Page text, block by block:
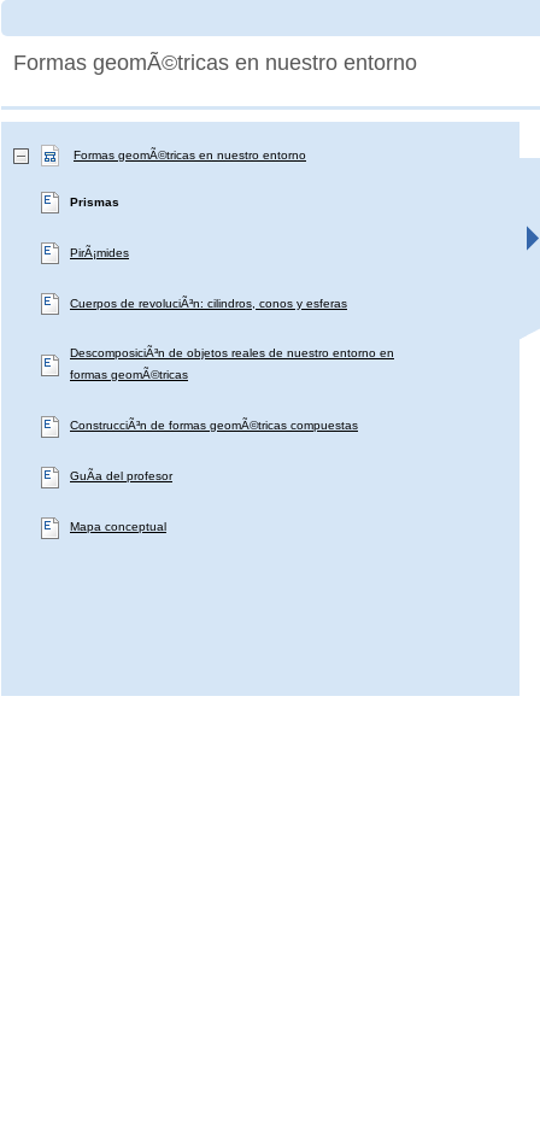
Formas geomÃ©tricas en nuestro entorno
Formas geomÃ©tricas en nuestro entorno
Prismas
PirÃ¡mides
Cuerpos de revoluciÃ³n: cilindros, conos y esferas
DescomposiciÃ³n de objetos reales de nuestro entorno en
formas geomÃ©tricas
ConstrucciÃ³n de formas geomÃ©tricas compuestas
GuÃ­a del profesor
Mapa conceptual